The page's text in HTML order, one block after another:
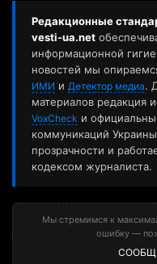
Редакционные
vesti-ua.net
информационной
новостей мы
ИМИ и Детектор медиа.
материалов редакция
VoxCheck и
коммуникаций
прозрачности и
кодексом журналиста.
Мы стремимся к
ошибку —